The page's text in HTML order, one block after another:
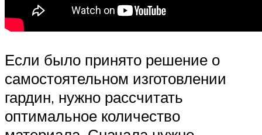
Если было принято решение о
самостоятельном изготовлении
гардин, нужно рассчитать
оптимальное количество